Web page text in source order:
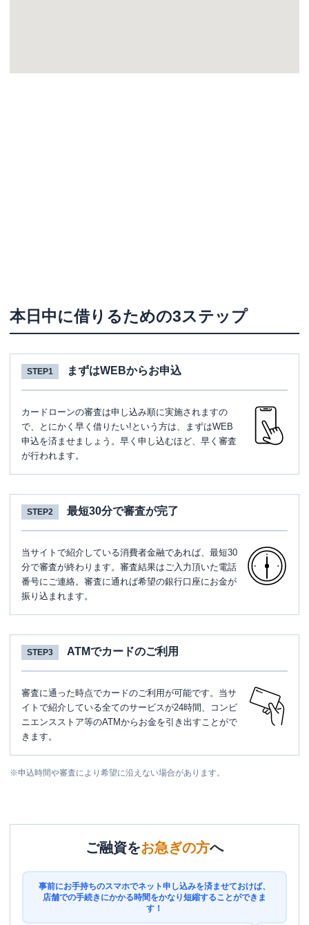
本日中に借りるための3ステップ
STEP1 まずはWEBからお申込
カードローンの審査は申し込み順に実施されますの
で、とにかく早く借りたい!という方は、まずはWEB
申込を済ませましょう。早く申し込むほど、早く審査
が行われます。
STEP2 最短30分で審査が完了
当サイトで紹介している消費者金融であれば、最短30
分で審査が終わります。審査結果はご入力頂いた電話
番号にご連絡。審査に通れば希望の銀行口座にお金が
振り込まれます。
STEP3 ATMでカードのご利用
審査に通った時点でカードのご利用が可能です。当サ
イトで紹介している全てのサービスが24時間、コンビ
ニエンスストア等のATMからお金を引き出すことがで
きます。
※申込時間や審査により希望に沿えない場合があります。
ご融資をお急ぎの方へ
事前にお手持ちのスマホでネット申し込みを済ませておけば、
店舗での手続きにかかる時間をかなり短縮することができま
す！